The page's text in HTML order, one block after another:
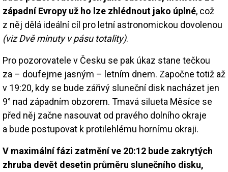
západní Evropy už ho lze zhlédnout jako úplné, což
z něj dělá ideální cíl pro letní astronomickou dovolenou
(viz Dvě minuty v pásu totality).
Pro pozorovatele v Česku se pak úkaz stane tečkou
za – doufejme jasným – letním dnem. Započne totiž až
v 19:20, kdy se bude zářivý sluneční disk nacházet jen
9° nad západním obzorem. Tmavá silueta Měsíce se
před něj začne nasouvat od pravého dolního okraje
a bude postupovat k protilehlému hornímu okraji.
V maximální fázi zatmění ve 20:12 bude zakrytých
zhruba devět desetin průměru slunečního disku,